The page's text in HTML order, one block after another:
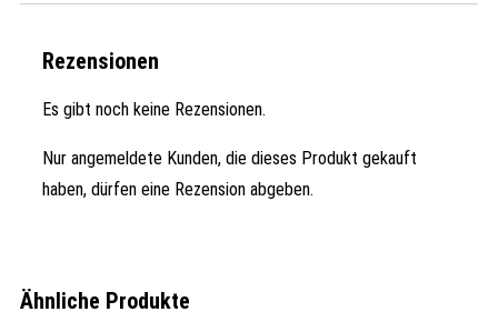
Rezensionen
Es gibt noch keine Rezensionen.
Nur angemeldete Kunden, die dieses Produkt gekauft
haben, dürfen eine Rezension abgeben.
Ähnliche Produkte